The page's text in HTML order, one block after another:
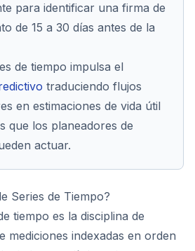
para identificar una firma de
de 15 a 30 días antes de la
de tiempo impulsa el
traduciendo flujos
en estimaciones de vida útil
que los planeadores de
actuar.
Series de Tiempo?
tiempo es la disciplina de
mediciones indexadas en orden